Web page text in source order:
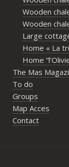
écoute
les
Wooden
Wooden
Large
Home « La
Home
The Mas
To do
Groups
Map Acces
Contact